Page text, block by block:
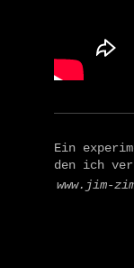
Ein
den ich
www.jim-